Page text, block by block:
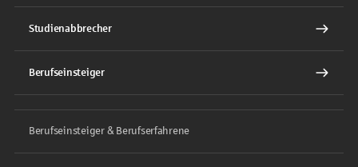
Studienabbrecher
Berufseinsteiger
Berufseinsteiger & Berufserfahrene